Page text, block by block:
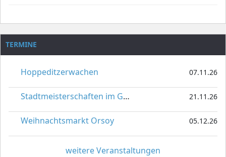
TERMINE
Hoppeditzerwachen 07.11.26
Stadtmeisterschaften im Gardetanz 21.11.26
Weihnachtsmarkt Orsoy 05.12.26
weitere Veranstaltungen